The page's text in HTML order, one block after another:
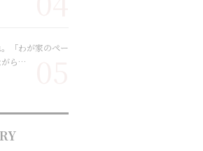
「わが家のペー
がら…